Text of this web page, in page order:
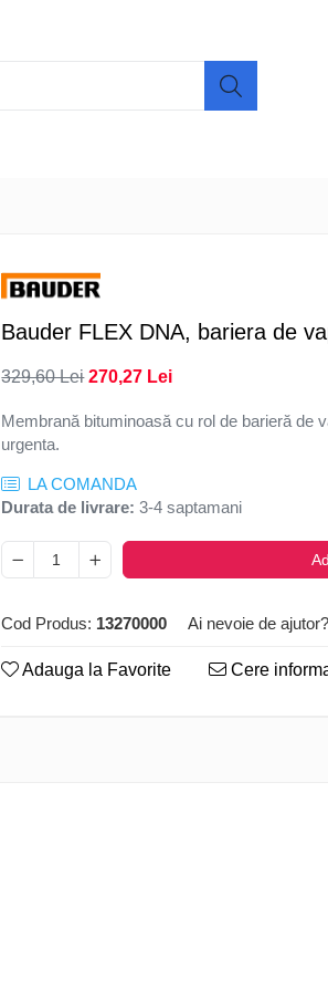
Bauder FLEX DNA, bariera de
329,60 Lei 270,27 Lei
Membrană bituminoasă cu rol de barieră de
urgenta.
LA COMANDA
Durata de livrare: 3-4 saptamani
Cod Produs: 13270000 Ai nevoie de ajutor?
Adauga la Favorite Cere